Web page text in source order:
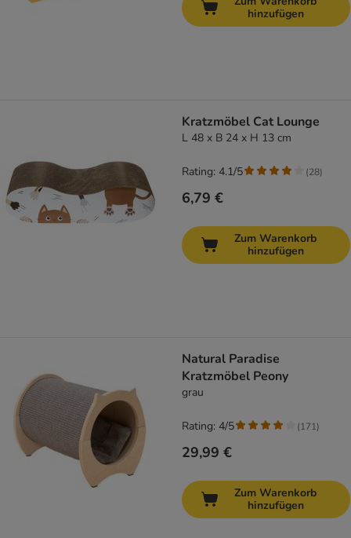
hinzufügen
Kratzmöbel Cat Lounge
L 48 x B 24 x H 13 cm
6,79 €
Rating: 4.1/5 (28)
Zum Warenkorb
hinzufügen
Natural Paradise
Kratzmöbel Peony
grau
29,99 €
Rating: 4/5 (171)
Zum Warenkorb
hinzufügen